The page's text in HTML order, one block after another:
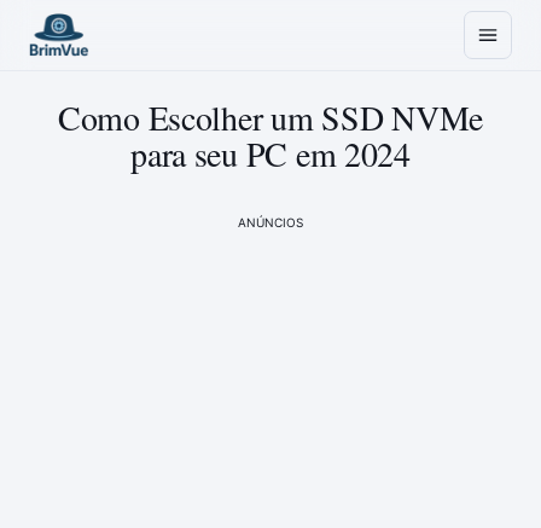
Como Escolher um SSD NVMe
para seu PC em 2024
ANÚNCIOS